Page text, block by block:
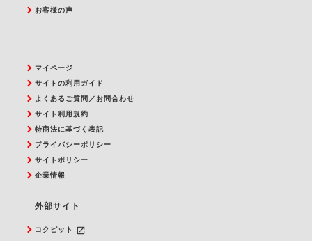
お客様の声
マイページ
サイトの利用ガイド
よくあるご質問／お問合わせ
サイト利用規約
特商法に基づく表記
プライバシーポリシー
サイトポリシー
企業情報
外部サイト
コクピット
launch